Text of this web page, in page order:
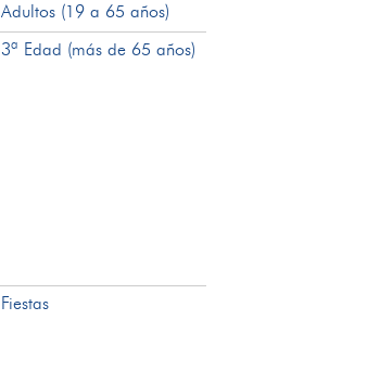
Adultos (19 a 65 años)
3ª Edad (más de 65 años)
Fiestas